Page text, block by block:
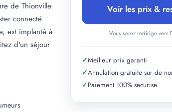
de Thionville
connecté
est implanté à
d'un séjour
Voir les prix &
Vous serez redirige vers
✓Meilleur prix garanti
✓Annulation gratuite sur de
✓Paiement 100% securise